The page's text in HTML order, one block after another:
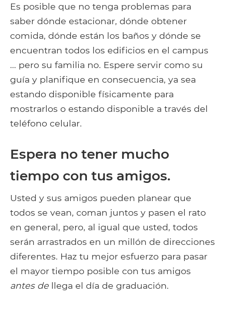
Es posible que no tenga problemas para
saber dónde estacionar, dónde obtener
comida, dónde están los baños y dónde se
encuentran todos los edificios en el campus
... pero su familia no. Espere servir como su
guía y planifique en consecuencia, ya sea
estando disponible físicamente para
mostrarlos o estando disponible a través del
teléfono celular.
Espera no tener mucho
tiempo con tus amigos.
Usted y sus amigos pueden planear que
todos se vean, coman juntos y pasen el rato
en general, pero, al igual que usted, todos
serán arrastrados en un millón de direcciones
diferentes. Haz tu mejor esfuerzo para pasar
el mayor tiempo posible con tus amigos
antes de llega el día de graduación.